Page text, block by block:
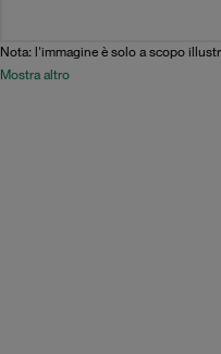
Nota: l'immagine è solo a scopo
Mostra altro